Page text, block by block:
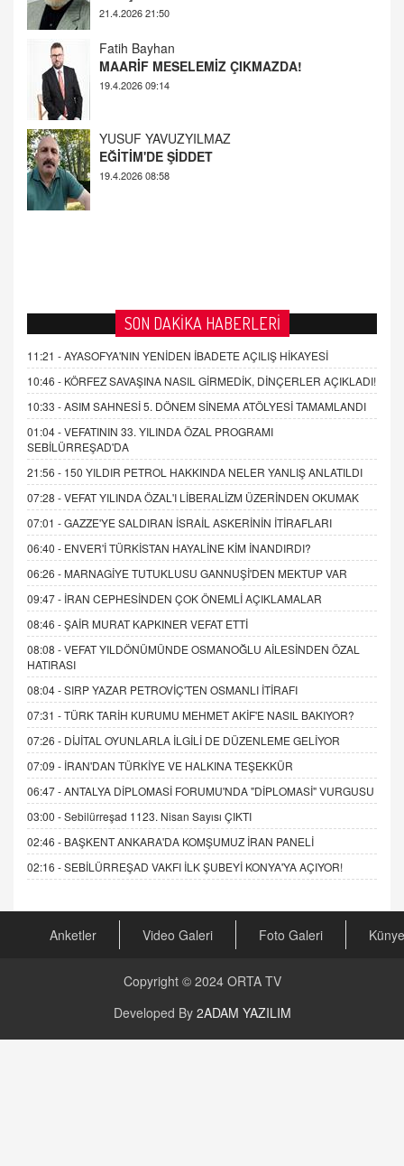
YUSUF YAVUZYILMAZ
EĞİTİM'DE ŞİDDET
19.4.2026 08:58
AHMED ÇITLAKOĞLU
OKUL SALDIRILARININ ORTAYA ÇIKARTTIĞI
GERÇEK!
SON DAKİKA HABERLERİ
11:21 -AYASOFYA'NIN YENİDEN İBADETE AÇILIŞ HİKAYESİ
10:46 - KÖRFEZ SAVAŞINA NASIL GİRMEDİK, DİNÇERLER AÇIKLADI!
10:33 -ASIM SAHNESİ 5. DÖNEM SİNEMA ATÖLYESİ TAMAMLANDI
01:04 -VEFATININ 33. YILINDA ÖZAL PROGRAMI
SEBİLÜRREŞAD'DA
21:56 - 150 YILDIR PETROL HAKKINDA NELER YANLIŞ ANLATILDI
07:28 -VEFAT YILINDA ÖZAL'I LİBERALİZM ÜZERİNDEN OKUMAK
07:01 -GAZZE'YE SALDIRAN İSRAİL ASKERİNİN İTİRAFLARI
06:40 - ENVER'İ TÜRKİSTAN HAYALİNE KİM İNANDIRDI?
06:26 - MARNAGİYE TUTUKLUSU GANNUŞİ'DEN MEKTUP VAR
09:47 - İRAN CEPHESİNDEN ÇOK ÖNEMLİ AÇIKLAMALAR
08:46 -ŞAİR MURAT KAPKINER VEFAT ETTİ
08:08 -VEFAT YILDÖNÜMÜNDE OSMANOĞLU AİLESİNDEN ÖZAL
HATIRASI
08:04 -SIRP YAZAR PETROVİÇ'TEN OSMANLI İTİRAFI
07:31 -TÜRK TARİH KURUMU MEHMET AKİF'E NASIL BAKIYOR?
07:26 - DİJİTAL OYUNLARLA İLGİLİ DE DÜZENLEME GELİYOR
07:09 - İRAN'DAN TÜRKİYE VE HALKINA TEŞEKKÜR
06:47 -ANTALYA DİPLOMASİ FORUMU'NDA "DİPLOMASİ" VURGUSU
03:00 -Sebilürreşad 1123. Nisan Sayısı ÇIKTI
02:46 - BAŞKENT ANKARA'DA KOMŞUMUZ İRAN PANELİ
02:16 -SEBİLÜRREŞAD VAKFI İLK ŞUBEYİ KONYA'YA AÇIYOR!
Anketler Video Galeri Foto Galeri Künye
Copyright © 2024 ORTA TV
Developed By 2ADAM YAZILIM